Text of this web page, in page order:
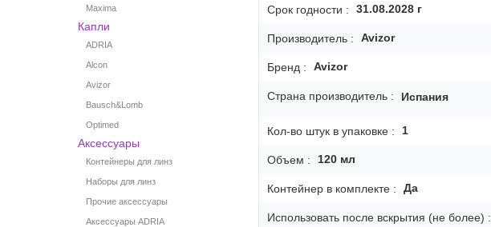
Maxima
Капли
ADRIA
Alcon
Avizor
Bausch&Lomb
Optimed
Аксессуары
Контейнеры для линз
Наборы для линз
Прочие аксессуары
Аксессуары ADRIA
Срок годности : 31.08.2028 г
Производитель : Avizor
Бренд : Avizor
Страна производитель : Испания
Кол-во штук в упаковке : 1
Объем : 120 мл
Контейнер в комплекте : Да
Использовать после вскрытия (не более) :